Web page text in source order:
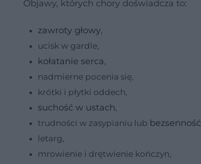
Objawy, których chory doświadcza to:
zawroty głowy,
ucisk w gardle,
kołatanie serca,
nadmierne pocenia się,
krótki i płytki oddech,
suchość w ustach,
trudności w zasypianiu lub bezsenność
letarg,
mrowienie i drętwienie kończyn,